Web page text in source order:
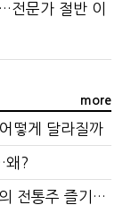
전문가 절반 이
more
떻게 달라질까
왜?
막걸리를 하이볼처럼?…'주(酒)벤저스'의 전통주 즐기는 법